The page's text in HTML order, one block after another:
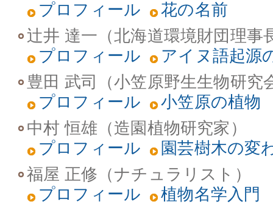
プロフィール
花の名前
辻井 達一（北海道環境財団理事
プロフィール
アイヌ語起源
豊田 武司（小笠原野生生物研究
プロフィール
小笠原の植物
中村 恒雄（造園植物研究家）
プロフィール
園芸樹木の変
福屋 正修（ナチュラリスト）
プロフィール
植物名学入門